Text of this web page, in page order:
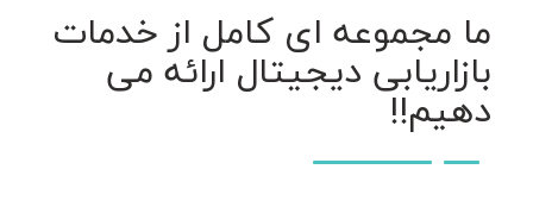
ما مجموعه ای کامل از خدمات
بازاریابی دیجیتال ارائه می
دهیم!!